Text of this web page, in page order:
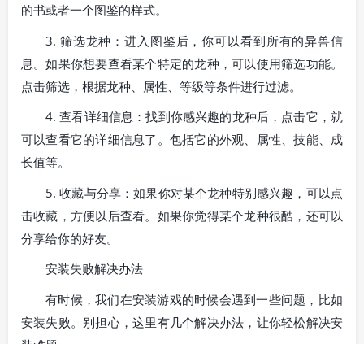
的书或者一个图鉴的样式。
3. 筛选龙种：进入图鉴后，你可以看到所有的异兽信
息。如果你想要查看某个特定的龙种，可以使用筛选功能。
点击筛选，根据龙种、属性、等级等条件进行过滤。
4. 查看详细信息：找到你感兴趣的龙种后，点击它，就
可以查看它的详细信息了。包括它的外观、属性、技能、成
长值等。
5. 收藏与分享：如果你对某个龙种特别感兴趣，可以点
击收藏，方便以后查看。如果你觉得某个龙种很酷，还可以
分享给你的好友。
安装失败解决办法
有时候，我们在安装游戏的时候会遇到一些问题，比如
安装失败。别担心，这里有几个解决办法，让你轻松解决安